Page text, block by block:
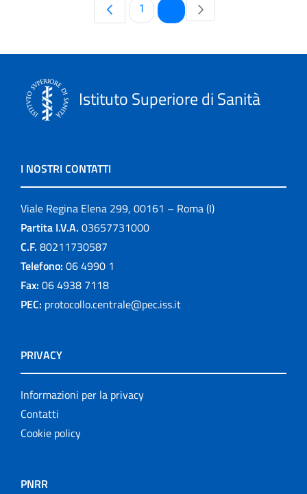
Pagina
1 Pagina
Istituto Superiore di Sanità
I NOSTRI CONTATTI
Viale Regina Elena 299, 00161 – Roma (I)
Partita I.V.A. 03657731000
C.F. 80211730587
Telefono: 06 4990 1
Fax: 06 4938 7118
PEC: protocollo.centrale@pec.iss.it
PRIVACY
Informazioni per la privacy
Contatti
Cookie policy
PNRR